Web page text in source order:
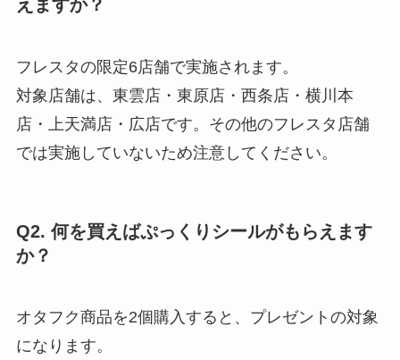
えますか？
フレスタの限定6店舗で実施されます。
対象店舗は、東雲店・東原店・西条店・横川本
店・上天満店・広店です。その他のフレスタ店舗
では実施していないため注意してください。
Q2. 何を買えばぷっくりシールがもらえます
か？
オタフク商品を2個購入すると、プレゼントの対象
になります。